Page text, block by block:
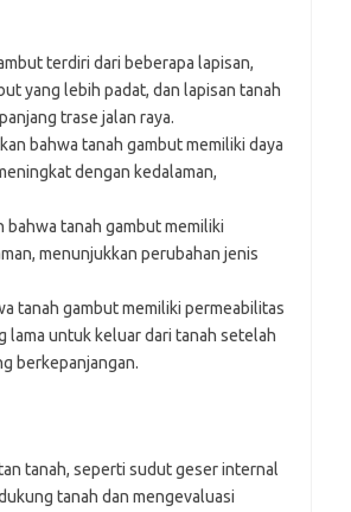
terdiri dari beberapa lapisan,
yang lebih padat, dan lapisan tanah
trase jalan raya.
bahwa tanah gambut memiliki daya
dengan kedalaman,
bahwa tanah gambut memiliki
menunjukkan perubahan jenis
tanah gambut memiliki permeabilitas
lama untuk keluar dari tanah setelah
berkepanjangan.
tanah, seperti sudut geser internal
tanah dan mengevaluasi